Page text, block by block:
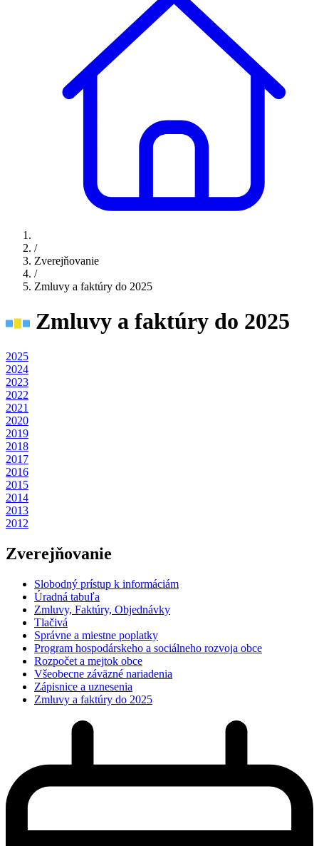
/
Zverejňovanie
/
Zmluvy a faktúry do 2025
Zmluvy a faktúry do 2025
2025
2024
2023
2022
2021
2020
2019
2018
2017
2016
2015
2014
2013
2012
Zverejňovanie
Slobodný prístup k informáciám
Úradná tabuľa
Zmluvy, Faktúry, Objednávky
Tlačivá
Správne a miestne poplatky
Program hospodárskeho a sociálneho rozvoja obce
Rozpočet a mejtok obce
Všeobecne záväzné nariadenia
Zápisnice a uznesenia
Zmluvy a faktúry do 2025